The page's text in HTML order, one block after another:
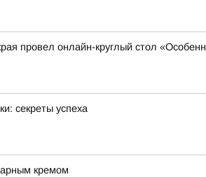
провел онлайн-круглый стол
секреты успеха
кремом